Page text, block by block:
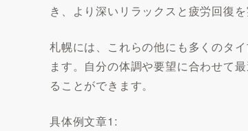
き、より深いリラックスと疲労回復
札幌には、これらの他にも多くのタ
ます。自分の体調や要望に合わせて
ることができます。
具体例文章1: